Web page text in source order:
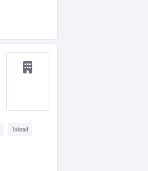
Jobrad